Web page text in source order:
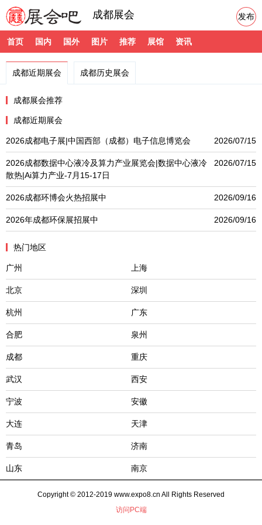
成都展会
首页 国内 国外 图片 推荐 展馆 资讯
发布
成都近期展会 成都历史展会
成都展会推荐
成都近期展会
2026/07/15
2026成都电子展|中国西部（成都）电子信息博览会
2026/07/15
2026成都数据中心液冷及算力产业展览会|数据中心液冷
散热|Ai算力产业-7月15-17日
2026/09/16
2026成都环博会火热招展中
2026/09/16
2026年成都环保展招展中
热门地区
广州 上海
北京 深圳
杭州 广东
合肥 泉州
成都 重庆
武汉 西安
宁波 安徽
大连 天津
青岛 济南
山东 南京
Copyright © 2012-2019 www.expo8.cn All Rights Reserved
访问PC端